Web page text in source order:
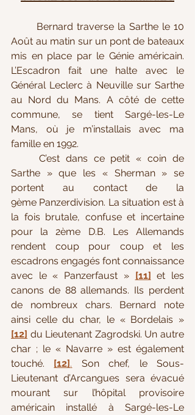
Août au matin sur un pont de bateaux
mis en place par le Génie américain.
L’Escadron fait une halte avec le
Général Leclerc à Neuville sur Sarthe
au Nord du Mans. A côté de cette
commune, se tient Sargé-les-Le
Mans, où je m’installais avec ma
famille en 1992.
Sarthe » que les « Sherman » se
portent au contact de la
9ème Panzerdivision. La situation est à
la fois brutale, confuse et incertaine
pour la 2ème D.B. Les Allemands
rendent coup pour coup et les
escadrons engagés font connaissance
avec le « Panzerfaust » [11] et les
canons de 88 allemands. Ils perdent
de nombreux chars. Bernard note
ainsi celle du char, le
[12] du Lieutenant Zagrodski. Un autre
char ; le « Navarre » est également
touché. [12]. Son chef, le Sous-
Lieutenant d’Arcangues sera évacué
mourant sur l’hôpital provisoire
américain installé à Sargé-les-Le